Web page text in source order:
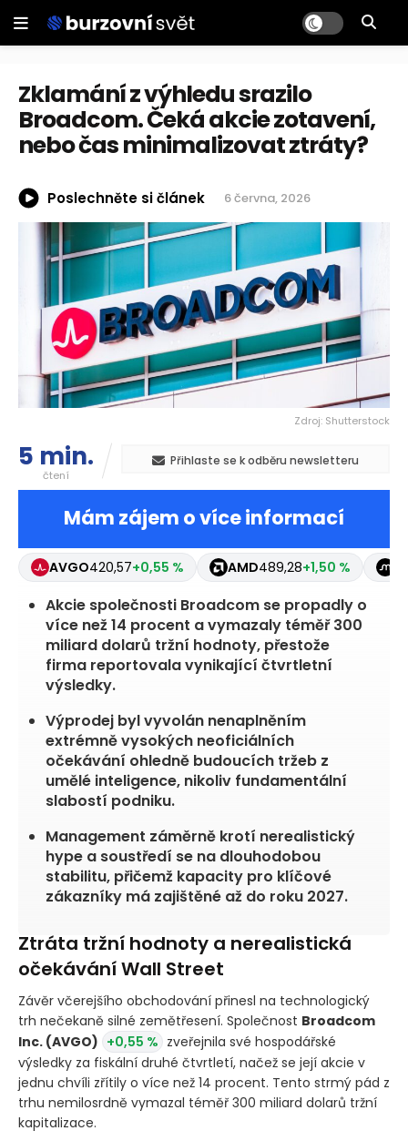
Zklamání z výhledu srazilo
Broadcom. Čeká akcie zotavení,
nebo čas minimalizovat ztráty?
Poslechněte si článek 6 června, 2026
Zdroj: Shutterstock
5 min.
čtení
Přihlaste se k odběru newsletteru
Mám zájem o více informací
AVGO420,57+0,55 % AMD489,28+1,50 %
Akcie společnosti Broadcom se propadly o
více než 14 procent a vymazaly téměř 300
miliard dolarů tržní hodnoty, přestože
firma reportovala vynikající čtvrtletní
výsledky.
Výprodej byl vyvolán nenaplněním
extrémně vysokých neoficiálních
očekávání ohledně budoucích tržeb z
umělé inteligence, nikoliv fundamentální
slabostí podniku.
Management záměrně krotí nerealistický
hype a soustředí se na dlouhodobou
stabilitu, přičemž kapacity pro klíčové
zákazníky má zajištěné až do roku 2027.
Ztráta tržní hodnoty a nerealistická
očekávání Wall Street
Závěr včerejšího obchodování přinesl na technologický
trh nečekaně silné zemětřesení. Společnost Broadcom
Inc. (AVGO) +0,55 % zveřejnila své hospodářské
výsledky za fiskální druhé čtvrtletí, načež se její akcie v
jednu chvíli zřítily o více než 14 procent. Tento strmý pád z
trhu nemilosrdně vymazal téměř 300 miliard dolarů tržní
kapitalizace.